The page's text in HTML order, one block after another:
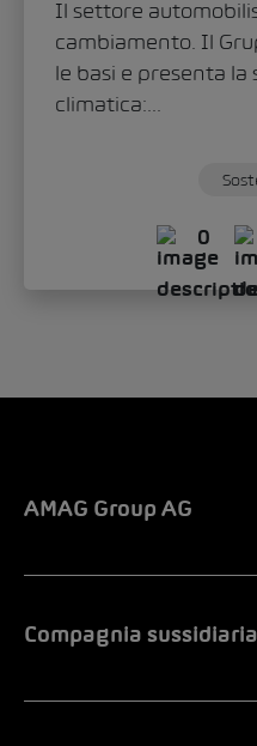
componenti
rendono la guida più
AMAG Group AG
Compagnia sussidiaria